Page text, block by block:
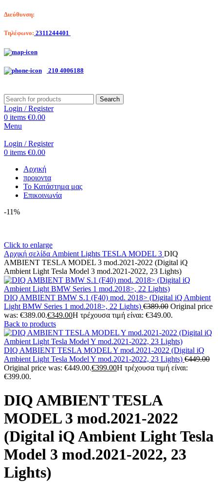
Διεύθυνση:
Τηλέφωνο: 2311244401
210 4006188
Search
Login / Register
0 items €0.00
Menu
Login / Register
0 items €0.00
Αρχική
προιοντα
Το Κατάστημα μας
Επικοινωνία
-11%
Click to enlarge
Αρχική σελίδα Ambient Lights TESLA MODEL 3 DIQ
AMBIENT TESLA MODEL 3 mod.2021-2022 (Digital iQ
Ambient Light Tesla Model 3 mod.2021-2022, 23 Lights)
DIQ AMBIENT BMW S.1 (F40) mod. 2018> (Digital iQ Ambient
Light BMW Series 1 mod.2018>, 22 Lights) €389.00 Original price
was: €389.00.€349.00Η τρέχουσα τιμή είναι: €349.00.
Back to products
DIQ AMBIENT TESLA MODEL Y mod.2021-2022 (Digital iQ
Ambient Light Tesla Model Y mod.2021-2022, 23 Lights) €449.00
Original price was: €449.00.€399.00Η τρέχουσα τιμή είναι:
€399.00.
DIQ AMBIENT TESLA
MODEL 3 mod.2021-2022
(Digital iQ Ambient Light Tesla
Model 3 mod.2021-2022, 23
Lights)